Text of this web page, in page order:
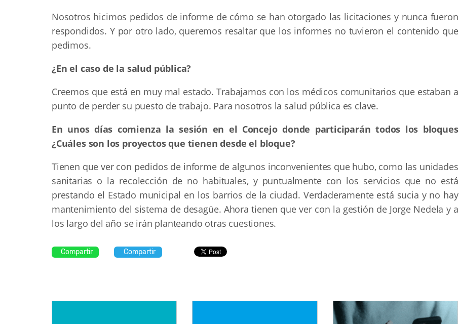
Nosotros hicimos pedidos de informe de cómo se han otorgado las licitaciones y nunca fueron
respondidos. Y por otro lado, queremos resaltar que los informes no tuvieron el contenido que
pedimos.
¿En el caso de la salud pública?
Creemos que está en muy mal estado. Trabajamos con los médicos comunitarios que estaban a
punto de perder su puesto de trabajo. Para nosotros la salud pública es clave.
En unos días comienza la sesión en el Concejo donde participarán todos los bloques
¿Cuáles son los proyectos que tienen desde el bloque?
Tienen que ver con pedidos de informe de algunos inconvenientes que hubo, como las unidades
sanitarias o la recolección de no habituales, y puntualmente con los servicios que no está
prestando el Estado municipal en los barrios de la ciudad. Verdaderamente está sucia y no hay
mantenimiento del sistema de desagüe. Ahora tienen que ver con la gestión de Jorge Nedela y a
los largo del año se irán planteando otras cuestiones.
Compartir Compartir